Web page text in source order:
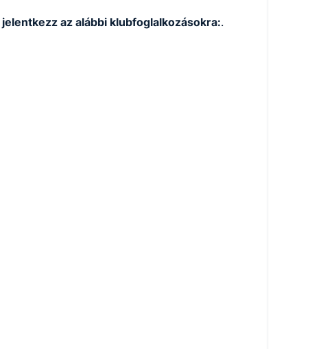
jelentkezz az alábbi klubfoglalkozásokra:.